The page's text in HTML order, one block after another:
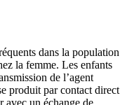
dans la population
la femme. Les enfants
de l’agent
produit par contact direct